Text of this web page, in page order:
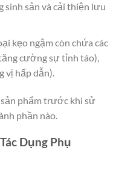
sinh sản và cải thiện lưu
kẹo ngậm còn chứa các
cường sự tỉnh táo),
vị hấp dẫn).
phẩm trước khi sử
phần nào.
Dụng Phụ